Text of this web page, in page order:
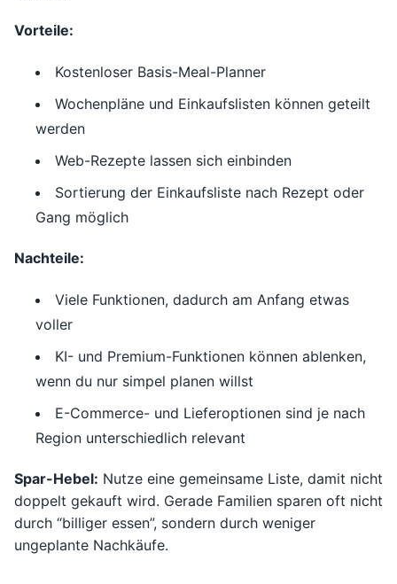
Vorteile:
Kostenloser Basis-Meal-Planner
Wochenpläne und Einkaufslisten können geteilt
werden
Web-Rezepte lassen sich einbinden
Sortierung der Einkaufsliste nach Rezept oder
Gang möglich
Nachteile:
Viele Funktionen, dadurch am Anfang etwas
voller
KI- und Premium-Funktionen können ablenken,
wenn du nur simpel planen willst
E-Commerce- und Lieferoptionen sind je nach
Region unterschiedlich relevant
Spar-Hebel: Nutze eine gemeinsame Liste, damit nicht
doppelt gekauft wird. Gerade Familien sparen oft nicht
durch “billiger essen”, sondern durch weniger
ungeplante Nachkäufe.